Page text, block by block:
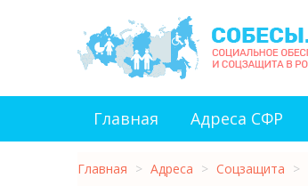
Главная Адреса СФР
Главная > Адреса > Соцзащита >